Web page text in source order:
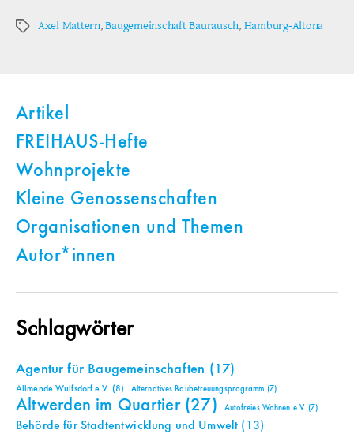
Schlagwörter
Axel Mattern,Baugemeinschaft Baurausch, Hamburg-Altona
Artikel
FREIHAUS-Hefte
Wohnprojekte
Kleine Genossenschaften
Organisationen und Themen
Autor*innen
Schlagwörter
Agentur für Baugemeinschaften (17)
Allmende Wulfsdorf e.V. (8) Alternatives Baubetreuungsprogramm (7)
Altwerden im Quartier(27) Autofreies Wohnen e.V. (7)
Behörde für Stadtentwicklung und Umwelt (13)